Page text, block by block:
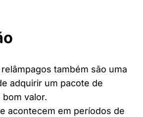
também são uma
adquirir um pacote de
valor.
acontecem em períodos de